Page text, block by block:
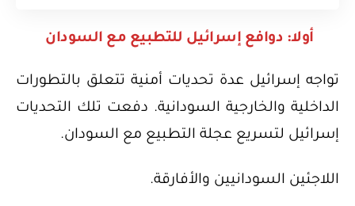
أولا: دوافع إسرائيل للتطبيع مع السودان
تواجه إسرائيل عدة تحديات أمنية تتعلق بالتطورات
الداخلية والخارجية السودانية. دفعت تلك التحديات
إسرائيل لتسريع عجلة التطبيع مع السودان.
اللاجئين السودانيين والأفارقة.